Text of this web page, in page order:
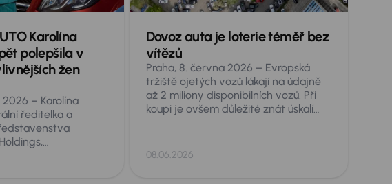
Karolína
polepšila v
žen
– Karolína
ředitelka a
sítě
Dovoz auta je loterie téměř bez
vítězů
Praha, 8. června 2026 – Evropská
tržiště ojetých vozů lákají na údajně
až 2 miliony disponibilních vozů. Při
koupi je ovšem důležité znát úskalí
Octavia se shodnými parametry věku
08.06.2026